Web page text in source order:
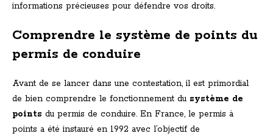
informations précieuses pour défendre vos droits.
Comprendre le système de points du
permis de conduire
Avant de se lancer dans une contestation, il est primordial
de bien comprendre le fonctionnement du système de
points du permis de conduire. En France, le permis à
points a été instauré en 1992 avec l’objectif de